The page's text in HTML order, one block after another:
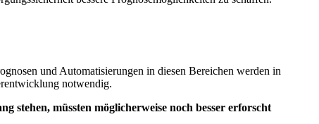
und Auto­mati­sierungen in diesen Bereichen werden in
notwendig.
stehen, müssten möglicherweise noch besser erforscht